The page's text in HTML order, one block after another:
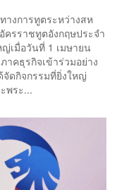
างการทูตระหว่างสห
ครราชทูตอังกฤษประจำ
เมื่อวันที่ 1 เมษายน
คธุรกิจเข้าร่วมอย่าง
ดกิจกรรมที่ยิ่งใหญ่
พระ...